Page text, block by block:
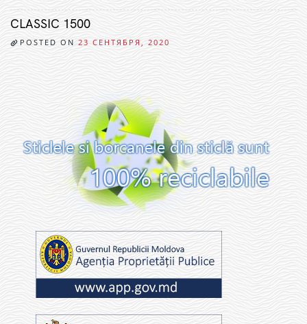
CLASSIC 1500
POSTED ON 23 СЕНТЯБРЯ, 2020